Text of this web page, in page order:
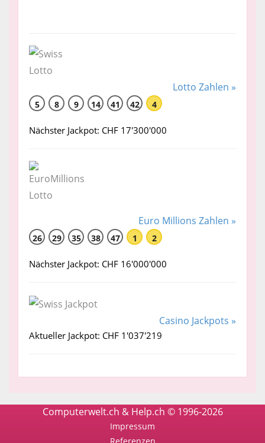
Lotto Zahlen »
5 8 9 14 41 42 4
Nächster Jackpot: CHF 17'300'000
Euro Millions Zahlen »
26 29 35 38 47 1 2
Nächster Jackpot: CHF 16'000'000
Casino Jackpots »
Aktueller Jackpot: CHF 1'037'219
Computerwelt.ch & Help.ch © 1996-2026
Impressum
Referenzen